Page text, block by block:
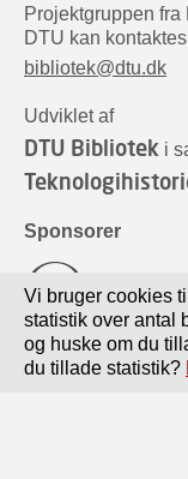
Projektgruppen
DTU kan
bibliotek@dtu.dk
Udviklet af
DTU Bibliotek i
Sponsorer
Vi bruger cookies
statistik over antal
og huske om du
du tillade statistik?